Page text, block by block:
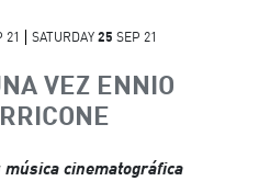
21 SATURDAY 25 SEP 21
VEZ ENNIO
cinematográfica